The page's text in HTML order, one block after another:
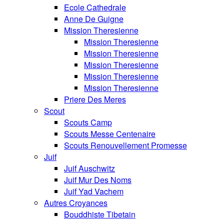
Ecole Cathedrale
Anne De Guigne
Mission Theresienne
Mission Theresienne
Mission Theresienne
Mission Theresienne
Mission Theresienne
Mission Theresienne
Priere Des Meres
Scout
Scouts Camp
Scouts Messe Centenaire
Scouts Renouvellement Promesse
Juif
Juif Auschwitz
Juif Mur Des Noms
Juif Yad Vachem
Autres Croyances
Bouddhiste Tibetain